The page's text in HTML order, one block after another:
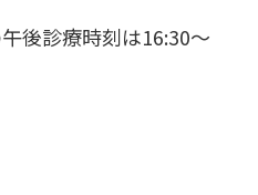
後診療時刻は16:30～